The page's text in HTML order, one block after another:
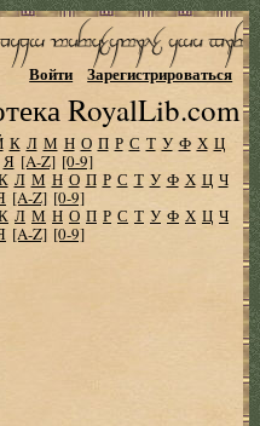
RoyalLib.com
Войти Зарегистрироваться
К Л М Н О П Р С Т У Ф Х Ц
Я [A-Z] [0-9]
Л М Н О П Р С Т У Ф Х Ц Ч
[A-Z] [0-9]
Л М Н О П Р С Т У Ф Х Ц Ч
[A-Z] [0-9]